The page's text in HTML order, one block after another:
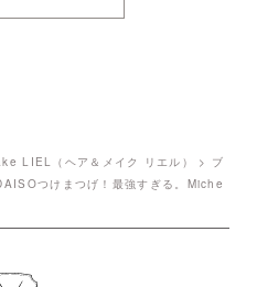
LIEL（ヘア＆メイク リエル） > ブ
つけまつげ！最強すぎる。Miche